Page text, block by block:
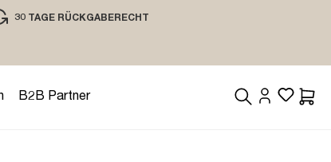
30 TAGE RÜCKGABERECHT
B2B Partner